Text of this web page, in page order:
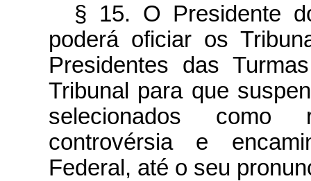
§ 15. O Presidente
poderá oficiar os
Presidentes das
Tribunal para que
selecionados como
controvérsia e
Federal, até o seu